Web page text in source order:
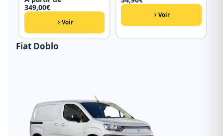
349,00€
Voir
Voir
Fiat Doblo